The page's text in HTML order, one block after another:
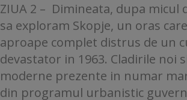
ZIUA 2 – Dimineata, dupa micul
sa exploram Skopje, un oras
aproape complet distrus de un
devastator in 1963. Cladirile noi
moderne prezente in numar
din programul urbanistic